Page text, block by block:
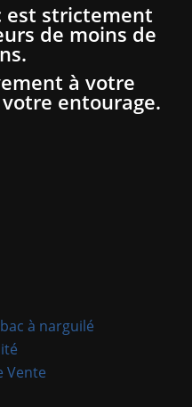
est strictement
de moins de
à votre
entourage.
à narguilé
Vente